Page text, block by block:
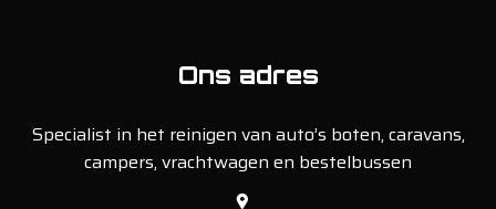
Ons adres
Specialist in het reinigen van auto’s boten, caravans,
campers, vrachtwagen en bestelbussen